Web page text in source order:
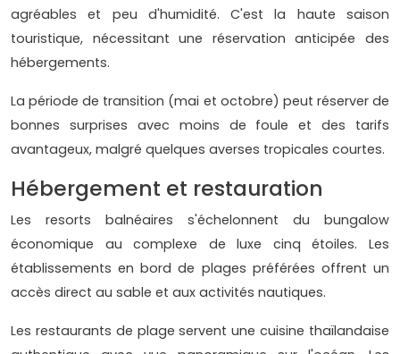
agréables et peu d'humidité. C'est la haute saison
touristique, nécessitant une réservation anticipée des
hébergements.
La période de transition (mai et octobre) peut réserver de
bonnes surprises avec moins de foule et des tarifs
avantageux, malgré quelques averses tropicales courtes.
Hébergement et restauration
Les resorts balnéaires s'échelonnent du bungalow
économique au complexe de luxe cinq étoiles. Les
établissements en bord de plages préférées offrent un
accès direct au sable et aux activités nautiques.
Les restaurants de plage servent une cuisine thaïlandaise